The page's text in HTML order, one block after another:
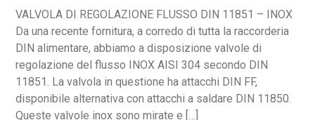
VALVOLA DI REGOLAZIONE FLUSSO DIN 11851 – INOX
Da una recente fornitura, a corredo di tutta la raccorderia
DIN alimentare, abbiamo a disposizione valvole di
regolazione del flusso INOX AISI 304 secondo DIN
11851. La valvola in questione ha attacchi DIN FF,
disponibile alternativa con attacchi a saldare DIN 11850.
Queste valvole inox sono mirate e […]